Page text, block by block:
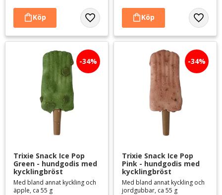
Lägg till i favoriter Lägg
Trixie Snack Ice Pop
Green - hundgodis med
kycklingbröst
Med bland annat kyckling och
äpple, ca 55 g
34%
Trixie Snack Ice Pop
Pink - hundgodis med
kycklingbröst
Med bland annat kyckling och
jordgubbar, ca 55 g
34%